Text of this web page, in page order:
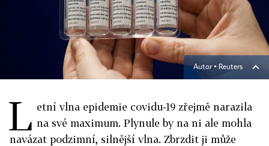
Autor ▪ Reuters
L etní vlna epidemie covidu-19 zřejmě narazila
na své maximum. Plynule by na ni ale mohla
navázat podzimní, silnější vlna. Zbrzdit ji může